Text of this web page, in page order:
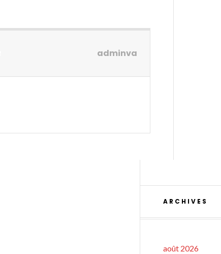
adminva
ARCHIVES
août 2026